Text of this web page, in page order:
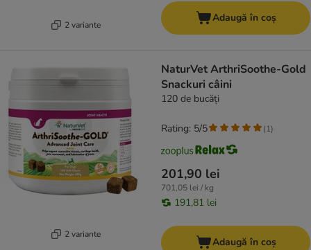
2 variante
Adaugă în coș
2 variante
NaturVet ArthriSoothe-Gold
Snackuri câini
120 de bucăți
201,90 lei
701,05 lei / kg
191,81 lei
Rating: 5/5 (1)
Adaugă în coș